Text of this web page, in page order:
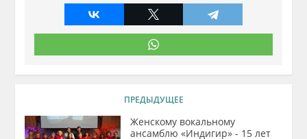
ПРЕДЫДУЩЕЕ
Женскому вокальному
ансамблю «Индигир» - 15 лет